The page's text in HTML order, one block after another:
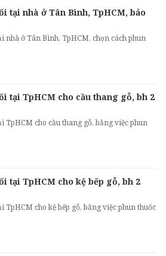
tại nhà ở Tân Bình, TpHCM, bảo
nhà ở Tân Bình, TpHCM, chọn cách phun
tại TpHCM cho cầu thang gỗ, bh 2
TpHCM cho cầu thang gỗ, bằng việc phun
tại TpHCM cho kệ bếp gỗ, bh 2
TpHCM cho kệ bếp gỗ, bằng việc phun thuốc